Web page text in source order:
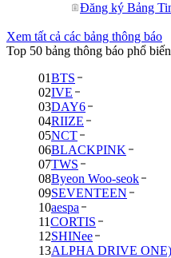
Đăng ký Bảng
Xem tất cả các bảng thông báo
Top 50 bảng thông báo phổ biến
01BTS
02IVE
03DAY6
04RIIZE
05NCT
06BLACKPINK
07TWS
08Byeon Woo-seok
09SEVENTEEN
10aespa
11CORTIS
12SHINee
13ALPHA DRIVE ONE)